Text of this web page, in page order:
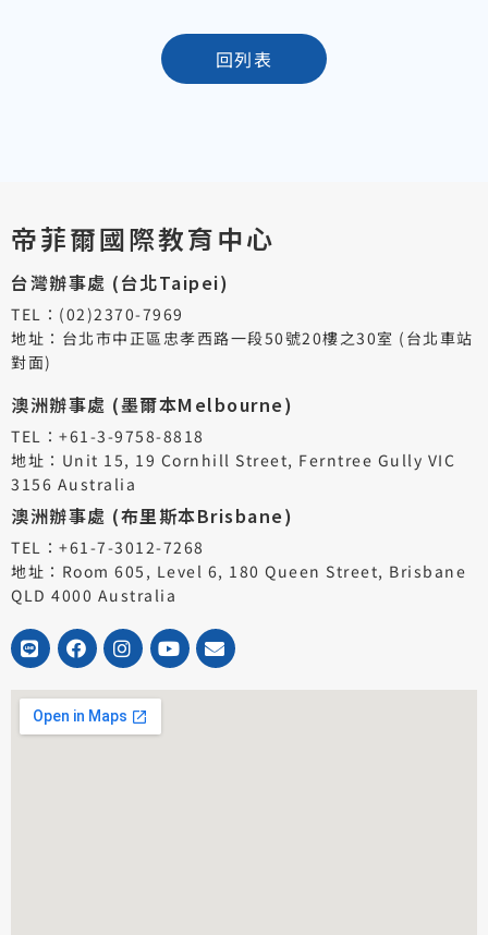
回列表
帝菲爾國際教育中心
台灣辦事處 (台北Taipei)
TEL：(02)2370-7969
地址：台北市中正區忠孝西路一段50號20樓之30室 (台北車站
對面)
澳洲辦事處 (墨爾本Melbourne)
TEL：+61-3-9758-8818
地址：Unit 15, 19 Cornhill Street, Ferntree Gully VIC
3156 Australia
澳洲辦事處 (布里斯本Brisbane)
TEL：+61-7-3012-7268
地址：Room 605, Level 6, 180 Queen Street, Brisbane
QLD 4000 Australia